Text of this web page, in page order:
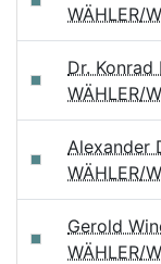
WÄHLER/
Dr. Konrad
WÄHLER/
Alexander
WÄHLER/
Gerold
WÄHLER/